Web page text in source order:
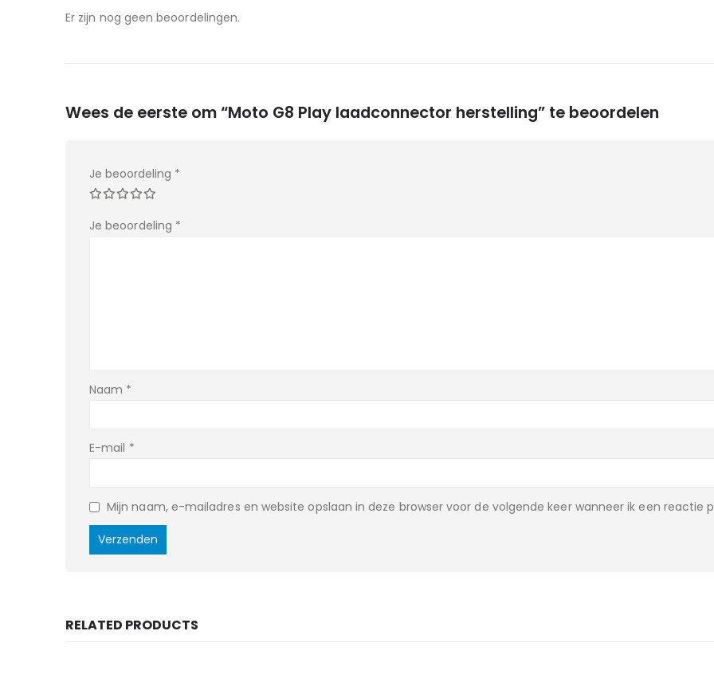
Er zijn nog geen beoordelingen.
Wees de eerste om “Moto G8 Play laadconnector herstelling” te beoordelen
Je beoordeling *
Je beoordeling *
Naam *
E-mail *
Mijn naam, e-mailadres en website opslaan in deze browser voor de volgende keer wanneer ik een reactie
RELATED PRODUCTS